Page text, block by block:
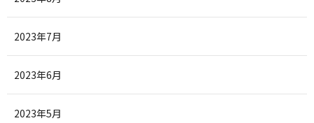
2023年7月
2023年6月
2023年5月